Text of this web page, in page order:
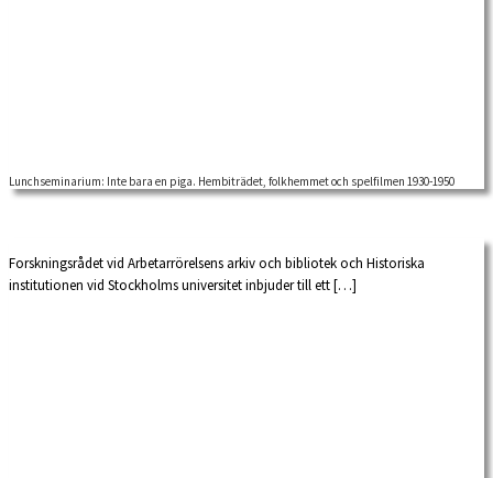
Lunchseminarium: Inte bara en piga. Hembiträdet, folkhemmet och spelfilmen 1930-1950
Forskningsrådet vid Arbetarrörelsens arkiv och bibliotek och Historiska
institutionen vid Stockholms universitet inbjuder till ett […]